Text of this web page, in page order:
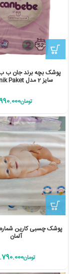
سایز 2 مدل Ekonomik Paket
تومان990.000
پوشک چسبی کارین
آلمان
تومان